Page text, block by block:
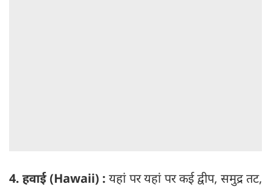
4. हवाई (Hawaii) :यहां पर यहां पर कई द्वीप, समुद्र तट,